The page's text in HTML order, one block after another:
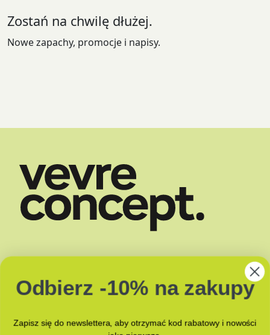
Zostań na chwilę dłużej.
Nowe zapachy, promocje i napisy.
O NAS
KONTAKT Z NAMI
ZAPACHY
Odbierz -10% na zakupy
Zapisz się do newslettera, aby otrzymać kod rabatowy i nowości